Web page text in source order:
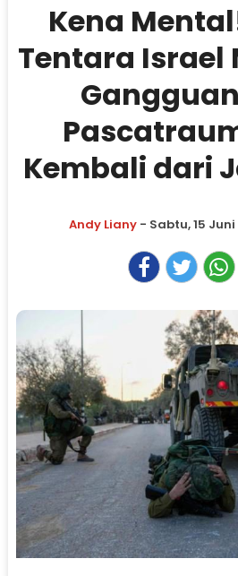
Kena
Tentara Israel
Kembali dari
Andy Liany - Sabtu, 15 Juni